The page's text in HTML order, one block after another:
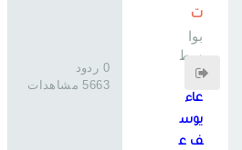
ت
بوا
سط
ةد
عاء
يوس
ف ع
0 ردود
5663 مشاهدات